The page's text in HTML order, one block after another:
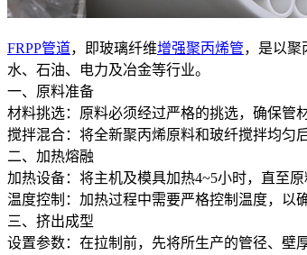
FRPP管道，即玻璃纤维增强聚丙烯管，是以聚
水、石油、电力及冶金等行业。
一、原料准备
材料挑选‌：原料必须经过严格的挑选，确保管
搅拌混合‌：将全新聚丙烯原料和玻纤搅拌均匀
二、加热熔融
加热设备‌：将主机及模具加热4~5小时，直至原
温度控制‌：加热过程中需要严格控制温度，以
三、挤出成型
设置参数‌：在拉制前，先将所生产的管径、壁